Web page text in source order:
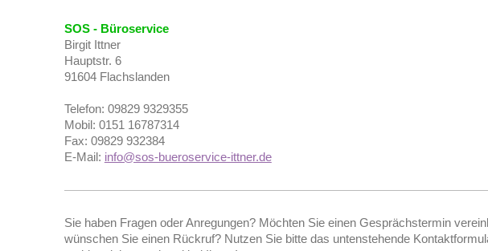
SOS - Büroservice
Birgit Ittner
Hauptstr. 6
91604 Flachslanden
Telefon: 09829 9329355
Mobil: 0151 16787314
Fax: 09829 932384
E-Mail: info@sos-bueroservice-ittner.de
Sie haben Fragen oder Anregungen? Möchten Sie einen Gesprächstermin
wünschen Sie einen Rückruf? Nutzen Sie bitte das untenstehende